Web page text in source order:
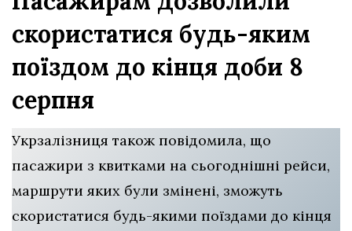
скористатися будь-яким
поїздом до кінця доби 8
серпня
Укрзалізниця також повідомила, що
пасажири з квитками на сьогоднішні рейси,
маршрути яких були змінені, зможуть
скористатися будь-якими поїздами до кінця